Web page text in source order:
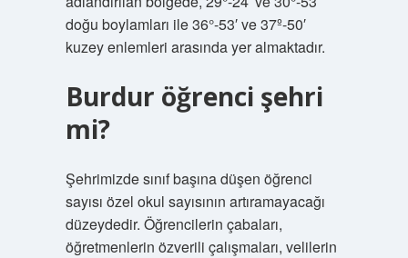
doğu boylamları ile 36°-53′ ve 37º-50′
kuzey enlemleri arasında yer almaktadır.
Burdur öğrenci şehri
mi?
Şehrimizde sınıf başına düşen öğrenci
sayısı özel okul sayısının artıramayacağı
düzeydedir. Öğrencilerin çabaları,
öğretmenlerin özverili çalışmaları, velilerin